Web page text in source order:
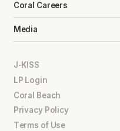
Coral Careers
Media
J-KISS
LP Login
Coral Beach
Privacy Policy
Terms of Use